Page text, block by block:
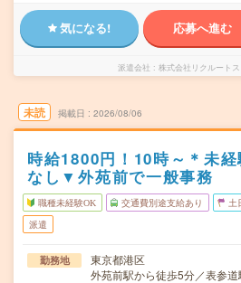
気になる! 応募へ進む
派遣会社 株式会社リクルート
未読 掲載日 2026/08/06
時給1800円！10時～＊未
なし▼外苑前で一般事務
職種未経験OK 交通費別途支給あり 土
派遣
勤務地
東京都港区
外苑前駅から徒歩5分／表参